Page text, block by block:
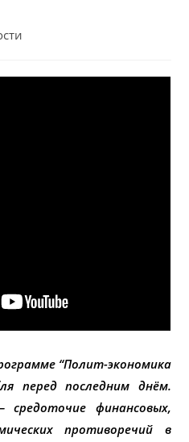
“Полит-экономика
перед последним днём.
средоточие финансовых,
противоречий в